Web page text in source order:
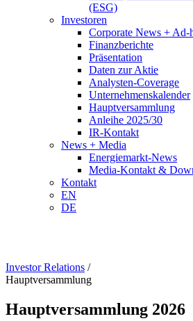
(ESG)
Investoren
Corporate News + Ad-
Finanzberichte
Präsentation
Daten zur Aktie
Analysten-Coverage
Unternehmenskalender
Hauptversammlung
Anleihe 2025/30
IR-Kontakt
News + Media
Energiemarkt-News
Media-Kontakt &
Kontakt
EN
DE
Investor Relations /
Hauptversammlung
Hauptversammlung 2026